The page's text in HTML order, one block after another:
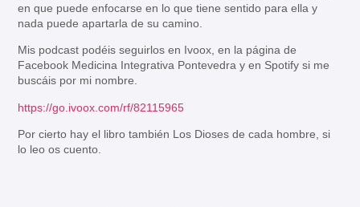
en que puede enfocarse en lo que tiene sentido para ella y
nada puede apartarla de su camino.
Mis podcast podéis seguirlos en Ivoox, en la página de
Facebook Medicina Integrativa Pontevedra y en Spotify si me
buscáis por mi nombre.
https://go.ivoox.com/rf/82115965
Por cierto hay el libro también Los Dioses de cada hombre, si
lo leo os cuento.